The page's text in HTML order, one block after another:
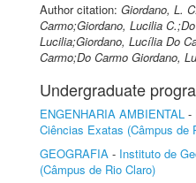
Author citation: Giordano, L.
Carmo;Giordano, Lucilia
Lucilia;Giordano, Lucília Do
Carmo;Do Carmo Giordano,
Undergraduate
ENGENHARIA AMBIENTAL -
Ciências Exatas (Câmpus de
GEOGRAFIA - Instituto de
(Câmpus de Rio Claro)